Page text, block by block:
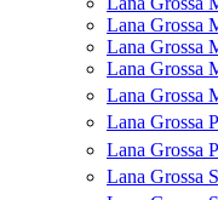
Lana Grossa
Lana Grossa
Lana Grossa
Lana Grossa
Lana Grossa
Lana Grossa
Lana Grossa